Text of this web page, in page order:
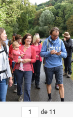
de 11